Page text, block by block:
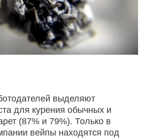
выделяют
для курения обычных и
(87% и 79%). Только в
вейпы находятся под